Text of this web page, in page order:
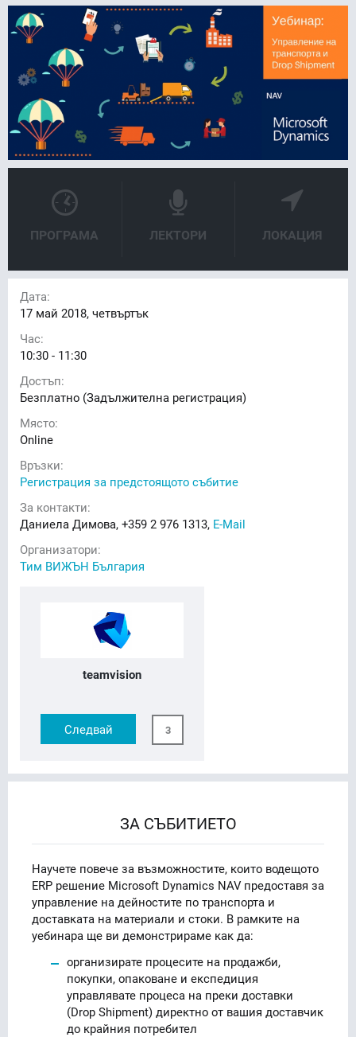
FACEBOOK LINKEDIN
ПРОГРАМА ЛЕКТОРИ ЛОКАЦИЯ
Дата:
17 май 2018, четвъртък
Час:
10:30 - 11:30
Достъп:
Безплатно (Задължителна регистрация)
Място:
Online
Връзки:
Регистрация за предстоящото събитие
За контакти:
Даниела Димова, +359 2 976 1313, E-Mail
Организатори:
Тим ВИЖЪН България
teamvision
Следвай 3
ЗА СЪБИТИЕТО
Научете повече за възможностите, които водещото
ERP решение Microsoft Dynamics NAV предоставя за
управление на дейностите по транспорта и
доставката на материали и стоки. В рамките на
уебинара ще ви демонстрираме как да:
организирате процесите на продажби,
покупки, опаковане и експедиция
управлявате процеса на преки доставки
(Drop Shipment) директно от вашия доставчик
до крайния потребител